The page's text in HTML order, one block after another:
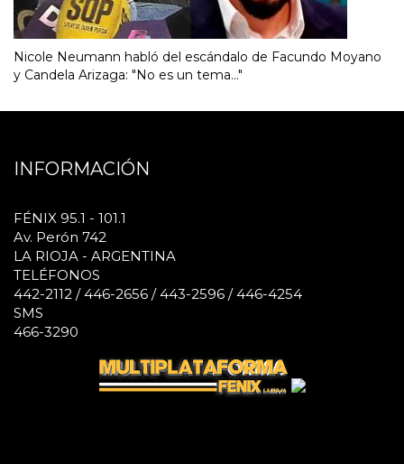
Nicole Neumann habló del escándalo de Facundo Moyano
y Candela Arizaga: "No es un tema..."
INFORMACIÓN
FÉNIX 95.1 - 101.1
Av. Perón 742
LA RIOJA - ARGENTINA
TELÉFONOS
442-2112 / 446-2656 / 443-2596 / 446-4254
SMS
466-3290